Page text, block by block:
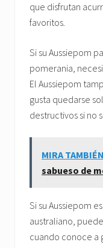
que disfrutan
favoritos.
Si su Aussiepom
pomerania,
El Aussiepom
gusta quedarse
destructivos si no
MIRA
sabueso de
Si su Aussiepom
australiano,
cuando conoce a